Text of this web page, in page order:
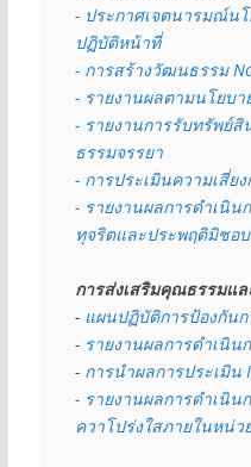
- ประกาศเจตนารมณ์นโ
ปฏิบัติหน้าที่
- การสร้างวัฒนธรรม
- รายงานผลตามนโยบา
- รายงานการรับทรัพย์
ธรรมจรรยา
- การประเมินความเสี่ย
- รายงานผลการดำเนิน
ทุจริตและประพฤติมิชอ
การส่งเสริมคุณธรรมแล
- แผนปฏิบัติการป้องกัน
- รายงานผลการดำเนิน
- การนำผลการประเมิน
- รายงานผลการดำเนิน
ควาโปร่งใสภายในหน่ว